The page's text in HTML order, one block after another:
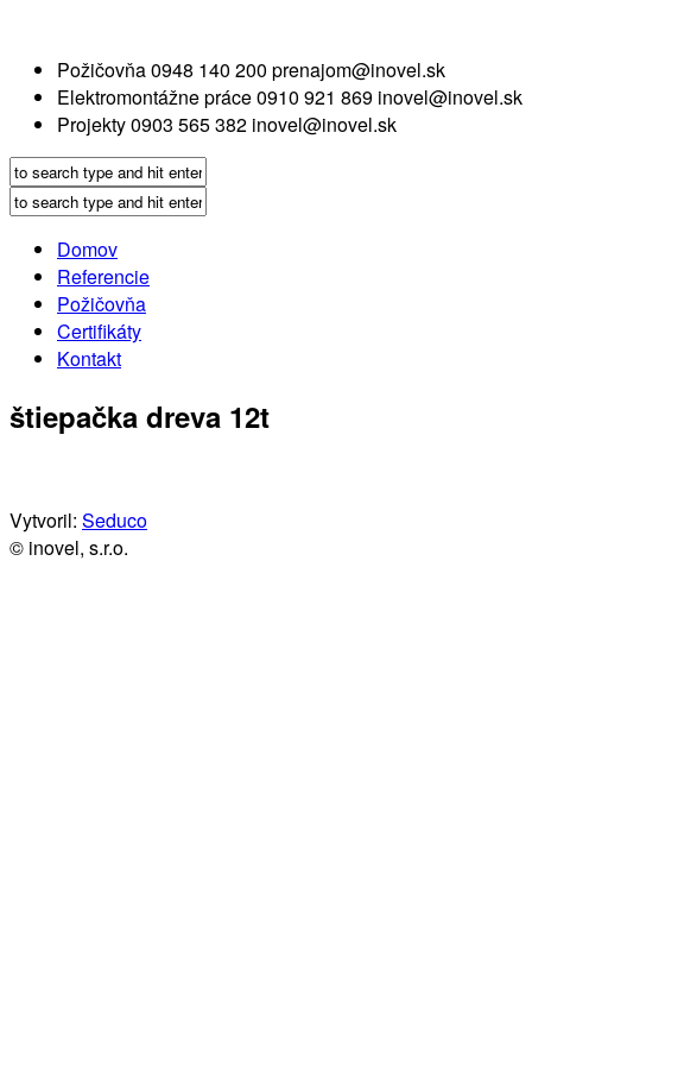
Požičovňa0948 140 200 prenajom@inovel.sk
Elektromontážne práce0910 921 869 inovel@inovel.sk
Projekty0903 565 382 inovel@inovel.sk
Domov
Referencie
Požičovňa
Certifikáty
Kontakt
štiepačka dreva 12t
Vytvoril: Seduco
© inovel, s.r.o.